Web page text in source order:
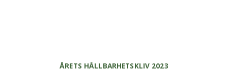
ÅRETS HÅLLBARHETSKLIV 2023